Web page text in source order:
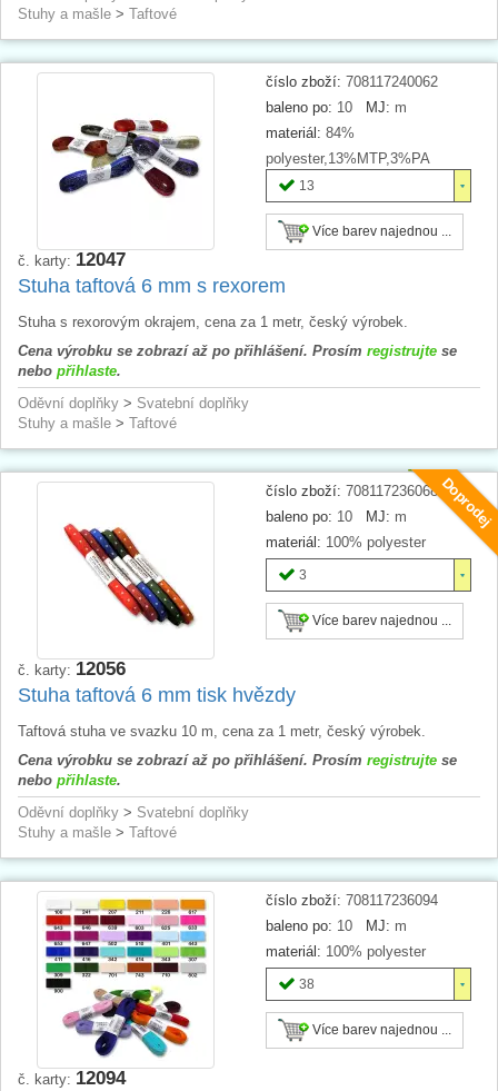
Stuhy a mašle > Taftové
číslo zboží: 708117240062
baleno po: 10 MJ: m
materiál: 84%
polyester,13%MTP,3%PA
13
Více barev najednou ...
č. karty: 12047
Stuha taftová 6 mm s rexorem
Stuha s rexorovým okrajem, cena za 1 metr, český výrobek.
Cena výrobku se zobrazí až po přihlášení. Prosím registrujte se
nebo přihlaste.
Oděvní doplňky > Svatební doplňky
Stuhy a mašle > Taftové
Doprodej
číslo zboží: 708117236068
baleno po: 10 MJ: m
materiál: 100% polyester
3
Více barev najednou ...
č. karty: 12056
Stuha taftová 6 mm tisk hvězdy
Taftová stuha ve svazku 10 m, cena za 1 metr, český výrobek.
Cena výrobku se zobrazí až po přihlášení. Prosím registrujte se
nebo přihlaste.
Oděvní doplňky > Svatební doplňky
Stuhy a mašle > Taftové
číslo zboží: 708117236094
baleno po: 10 MJ: m
materiál: 100% polyester
38
Více barev najednou ...
č. karty: 12094